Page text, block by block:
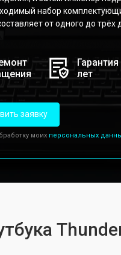
набор
от одного до трёх
лет
заявку
моих персональных